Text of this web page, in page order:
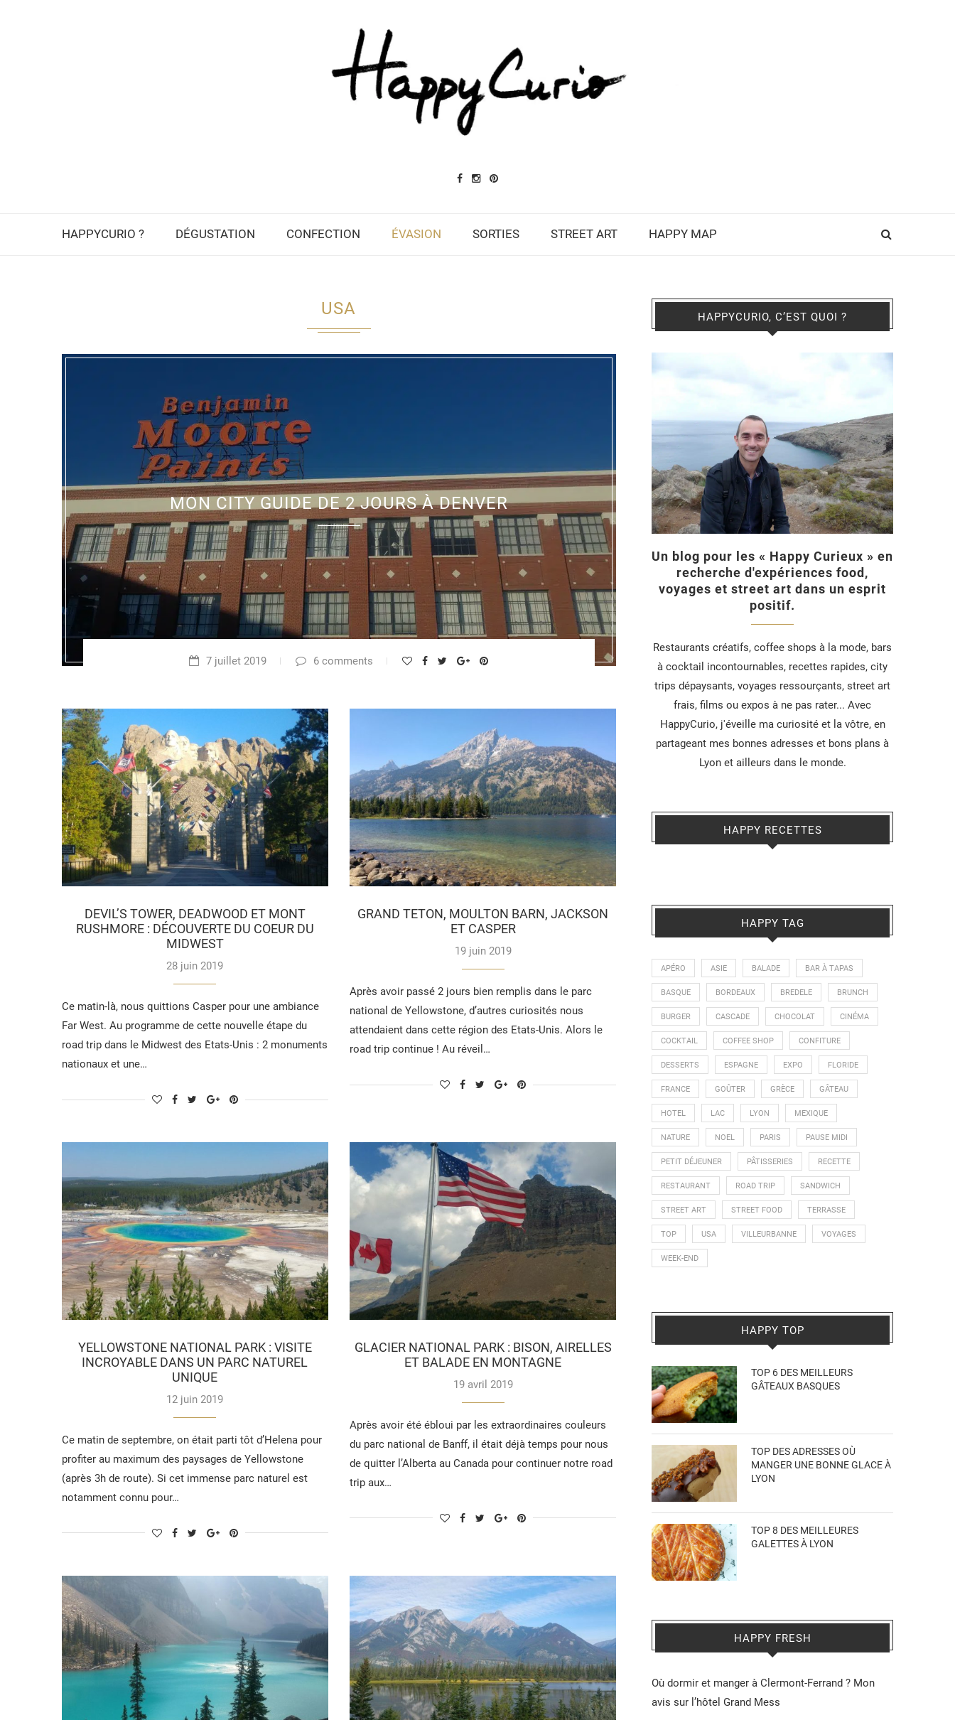
HAPPYCURIO ? DÉGUSTATION CONFECTION ÉVASION SORTIES STREET ART HAPPY MAP
USA
MON CITY GUIDE DE 2 JOURS À DENVER
7 juillet 2019 6 comments
DEVIL’S TOWER, DEADWOOD ET MONT
RUSHMORE : DÉCOUVERTE DU COEUR DU
MIDWEST
28 juin 2019
Ce matin-là, nous quittions Casper pour une ambiance
Far West. Au programme de cette nouvelle étape du
road trip dans le Midwest des Etats-Unis : 2 monuments
nationaux et une…
GRAND TETON, MOULTON BARN, JACKSON
ET CASPER
19 juin 2019
Après avoir passé 2 jours bien remplis dans le parc
national de Yellowstone, d’autres curiosités nous
attendaient dans cette région des Etats-Unis. Alors le
road trip continue ! Au réveil…
YELLOWSTONE NATIONAL PARK : VISITE
INCROYABLE DANS UN PARC NATUREL
UNIQUE
12 juin 2019
Ce matin de septembre, on était parti tôt d’Helena pour
profiter au maximum des paysages de Yellowstone
(après 3h de route). Si cet immense parc naturel est
notamment connu pour…
GLACIER NATIONAL PARK : BISON, AIRELLES
ET BALADE EN MONTAGNE
19 avril 2019
Après avoir été ébloui par les extraordinaires couleurs
du parc national de Banff, il était déjà temps pour nous
de quitter l’Alberta au Canada pour continuer notre road
trip aux…
HAPPYCURIO, C’EST QUOI ?
Un blog pour les « Happy Curieux » en
recherche d'expériences food,
voyages et street art dans un esprit
positif.
Restaurants créatifs, coffee shops à la mode, bars
à cocktail incontournables, recettes rapides, city
trips dépaysants, voyages ressourçants, street art
frais, films ou expos à ne pas rater... Avec
HappyCurio, j'éveille ma curiosité et la vôtre, en
partageant mes bonnes adresses et bons plans à
Lyon et ailleurs dans le monde.
HAPPY RECETTES
HAPPY TAG
APÉRO ASIE BALADE BAR À TAPAS
BASQUE BORDEAUX BREDELE BRUNCH
BURGER CASCADE CHOCOLAT CINÉMA
COCKTAIL COFFEE SHOP CONFITURE
DESSERTS ESPAGNE EXPO FLORIDE
FRANCE GOÛTER GRÈCE GÂTEAU
HOTEL LAC LYON MEXIQUE
NATURE NOEL PARIS PAUSE MIDI
PETIT DÉJEUNER PÂTISSERIES RECETTE
RESTAURANT ROAD TRIP SANDWICH
STREET ART STREET FOOD TERRASSE
TOP USA VILLEURBANNE VOYAGES
WEEK-END
HAPPY TOP
TOP 6 DES MEILLEURS
GÂTEAUX BASQUES
TOP DES ADRESSES OÙ
MANGER UNE BONNE GLACE À
LYON
TOP 8 DES MEILLEURES
GALETTES À LYON
HAPPY FRESH
Où dormir et manger à Clermont-Ferrand ? Mon
avis sur l’hôtel Grand Mess